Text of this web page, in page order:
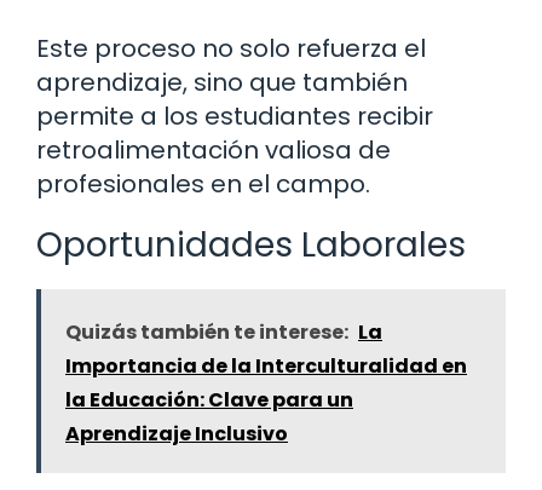
Este proceso no solo refuerza el
aprendizaje, sino que también
permite a los estudiantes recibir
retroalimentación valiosa de
profesionales en el campo.
Oportunidades Laborales
Quizás también te interese: La
Importancia de la Interculturalidad en
la Educación: Clave para un
Aprendizaje Inclusivo